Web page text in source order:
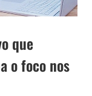
que
o foco nos